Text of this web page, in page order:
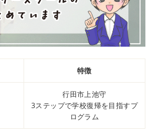
特徴
行田市上池守
3ステップで学校復帰を目指すプ
ログラム